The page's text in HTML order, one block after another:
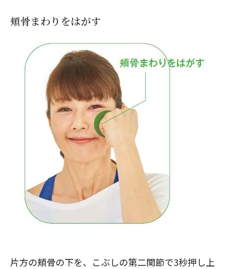
頬骨まわりをはがす
片方の頬骨の下を、こぶしの第二関節で3秒押し上